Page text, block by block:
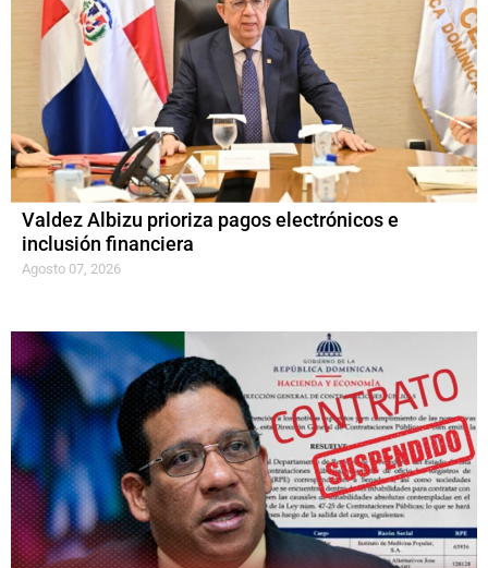
Valdez Albizu prioriza pagos electrónicos e
inclusión financiera
Agosto 07, 2026